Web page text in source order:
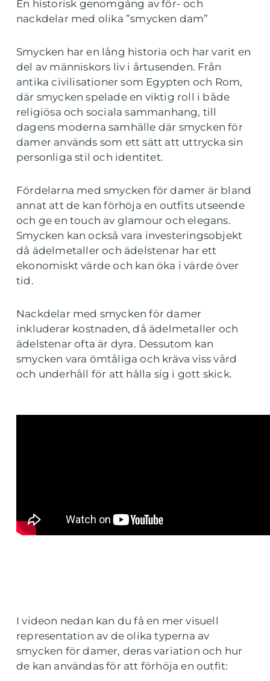
En historisk genomgång av för- och
nackdelar med olika ”smycken dam”
Smycken har en lång historia och har varit en
del av människors liv i årtusenden. Från
antika civilisationer som Egypten och Rom,
där smycken spelade en viktig roll i både
religiösa och sociala sammanhang, till
dagens moderna samhälle där smycken för
damer används som ett sätt att uttrycka sin
personliga stil och identitet.
Fördelarna med smycken för damer är bland
annat att de kan förhöja en outfits utseende
och ge en touch av glamour och elegans.
Smycken kan också vara investeringsobjekt
då ädelmetaller och ädelstenar har ett
ekonomiskt värde och kan öka i värde över
tid.
Nackdelar med smycken för damer
inkluderar kostnaden, då ädelmetaller och
ädelstenar ofta är dyra. Dessutom kan
smycken vara ömtåliga och kräva viss vård
och underhåll för att hålla sig i gott skick.
I videon nedan kan du få en mer visuell
representation av de olika typerna av
smycken för damer, deras variation och hur
de kan användas för att förhöja en outfit: